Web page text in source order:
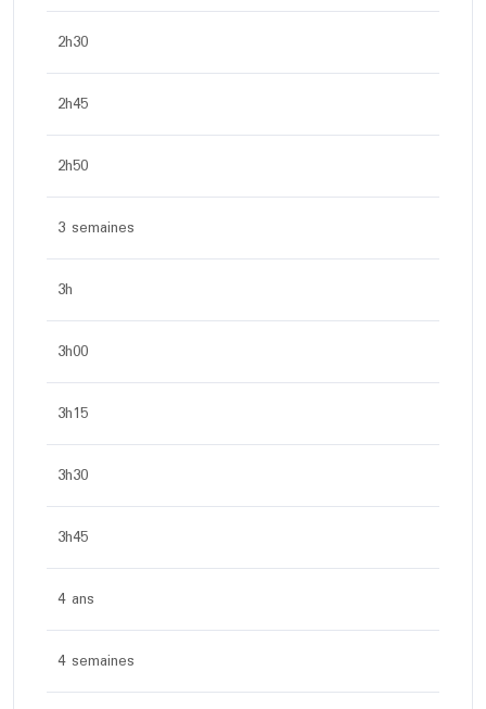
2h30
2h45
2h50
3 semaines
3h
3h00
3h15
3h30
3h45
4 ans
4 semaines